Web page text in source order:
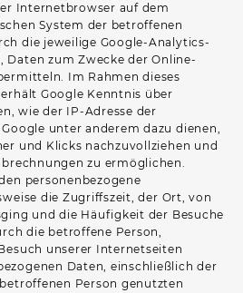
Internetbrowser auf dem
System der betroffenen
die jeweilige Google-Analytics-
Daten zum Zwecke der Online-
Im Rahmen dieses
Google Kenntnis über
wie der IP-Adresse der
unter anderem dazu dienen,
und Klicks nachzuvollziehen und
zu ermöglichen.
personenbezogene
die Zugriffszeit, der Ort, von
und die Häufigkeit der Besuche
die betroffene Person,
unserer Internetseiten
Daten, einschließlich der
Person genutzten